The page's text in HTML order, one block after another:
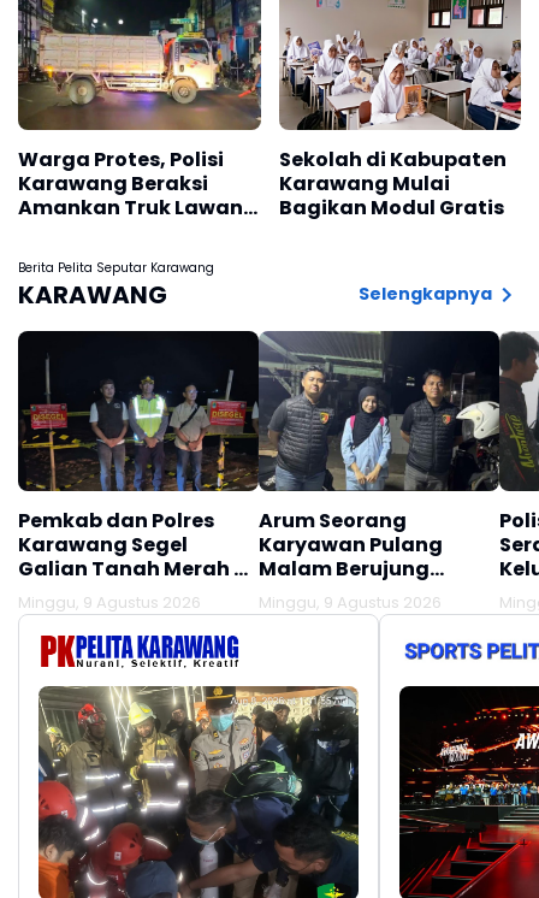
Warga Protes, Polisi
Karawang Beraksi
Amankan Truk Lawan
Sekolah di Kabupaten
Karawang Mulai
Bagikan Modul Gratis
Berita Pelita Seputar Karawang
KARAWANG Selengkapnya
Pemkab dan Polres
Karawang Segel
Galian Tanah Merah di
Desa Citarik
Tirtamulya, Akses
Lokasi Ditutup!!!
Minggu, 9 Agustus 2026
Arum Seorang
Karyawan Pulang
Malam Berujung
Dijajap Balik Polisi,
Begini Kisahnya
Minggu, 9 Agustus 2026